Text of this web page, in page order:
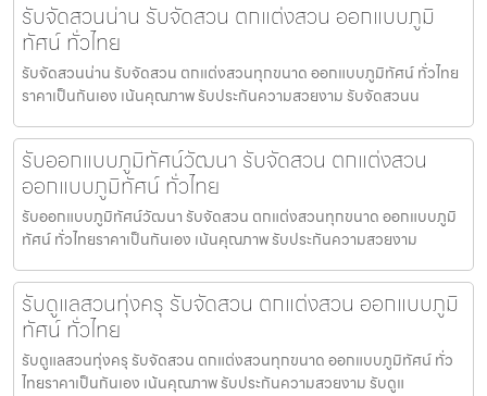
รับจัดสวนน่าน รับจัดสวน ตกแต่งสวน ออกแบบภูมิ
ทัศน์ ทั่วไทย
รับจัดสวนน่าน รับจัดสวน ตกแต่งสวนทุกขนาด ออกแบบภูมิทัศน์ ทั่วไทย
ราคาเป็นกันเอง เน้นคุณภาพ รับประกันความสวยงาม รับจัดสวนน
รับออกแบบภูมิทัศน์วัฒนา รับจัดสวน ตกแต่งสวน
ออกแบบภูมิทัศน์ ทั่วไทย
รับออกแบบภูมิทัศน์วัฒนา รับจัดสวน ตกแต่งสวนทุกขนาด ออกแบบภูมิ
ทัศน์ ทั่วไทยราคาเป็นกันเอง เน้นคุณภาพ รับประกันความสวยงาม
รับดูแลสวนทุ่งครุ รับจัดสวน ตกแต่งสวน ออกแบบภูมิ
ทัศน์ ทั่วไทย
รับดูแลสวนทุ่งครุ รับจัดสวน ตกแต่งสวนทุกขนาด ออกแบบภูมิทัศน์ ทั่ว
ไทยราคาเป็นกันเอง เน้นคุณภาพ รับประกันความสวยงาม รับดูแ